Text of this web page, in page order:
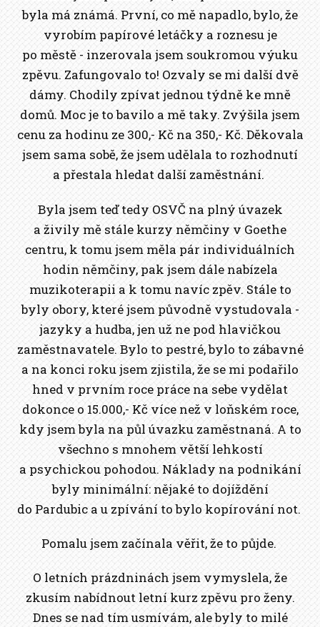
byla má známá. První, co mě napadlo, bylo, že
vyrobím papírové letáčky a roznesu je
po městě - inzerovala jsem soukromou výuku
zpěvu. Zafungovalo to! Ozvaly se mi další dvě
dámy. Chodily zpívat jednou týdně ke mně
domů. Moc je to bavilo a mě taky. Zvýšila jsem
cenu za hodinu ze 300,- Kč na 350,- Kč. Děkovala
jsem sama sobě, že jsem udělala to rozhodnutí
a přestala hledat další zaměstnání.
Byla jsem teď tedy OSVČ na plný úvazek
a živily mě stále kurzy němčiny v Goethe
centru, k tomu jsem měla pár individuálních
hodin němčiny, pak jsem dále nabízela
muzikoterapii a k tomu navíc zpěv. Stále to
byly obory, které jsem původně vystudovala -
jazyky a hudba, jen už ne pod hlavičkou
zaměstnavatele. Bylo to pestré, bylo to zábavné
a na konci roku jsem zjistila, že se mi podařilo
hned v prvním roce práce na sebe vydělat
dokonce o 15.000,- Kč více než v loňském roce,
kdy jsem byla na půl úvazku zaměstnaná. A to
všechno s mnohem větší lehkostí
a psychickou pohodou. Náklady na podnikání
byly minimální: nějaké to dojíždění
do Pardubic a u zpívání to bylo kopírování not.
Pomalu jsem začínala věřit, že to půjde.
O letních prázdninách jsem vymyslela, že
zkusím nabídnout letní kurz zpěvu pro ženy.
Dnes se nad tím usmívám, ale byly to milé